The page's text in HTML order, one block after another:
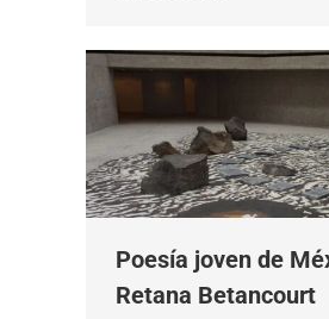
Poesía joven de
Retana Betancourt